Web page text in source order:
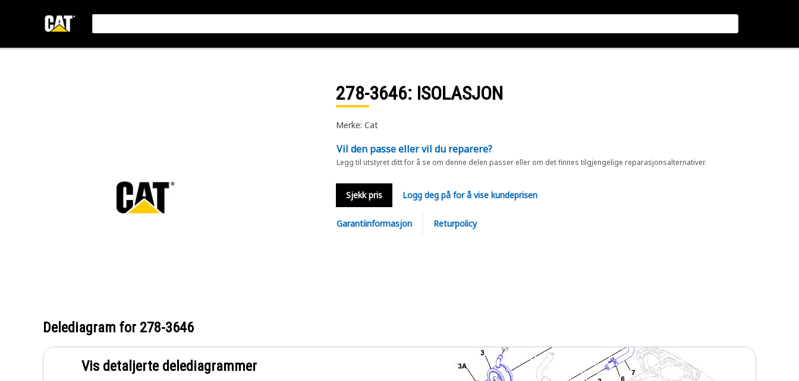
278-3646: ISOLASJON
Merke: Cat
Vil den passe eller vil du reparere?
Legg til utstyret ditt for å se om denne delen passer eller om det finnes tilgjengelige reparasjonsalternativer.
Sjekk pris Logg deg på for å vise kundeprisen
Garantiinformasjon Returpolicy
Delediagram for 278-3646
Vis detaljerte delediagrammer